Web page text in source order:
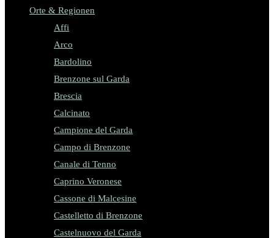
Orte & Regionen
Affi
Arco
Bardolino
Brenzone sul Garda
Brescia
Calcinato
Campione del Garda
Campo di Brenzone
Canale di Tenno
Caprino Veronese
Cassone di Malcesine
Castelletto di Brenzone
Castelnuovo del Garda